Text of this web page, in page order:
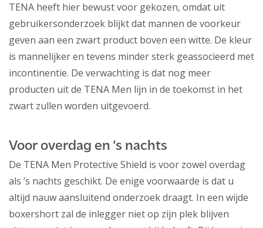
TENA heeft hier bewust voor gekozen, omdat uit
gebruikersonderzoek blijkt dat mannen de voorkeur
geven aan een zwart product boven een witte. De kleur
is mannelijker en tevens minder sterk geassocieerd met
incontinentie. De verwachting is dat nog meer
producten uit de TENA Men lijn in de toekomst in het
zwart zullen worden uitgevoerd.
Voor overdag en ‘s nachts
De TENA Men Protective Shield is voor zowel overdag
als ’s nachts geschikt. De enige voorwaarde is dat u
altijd nauw aansluitend onderzoek draagt. In een wijde
boxershort zal de inlegger niet op zijn plek blijven